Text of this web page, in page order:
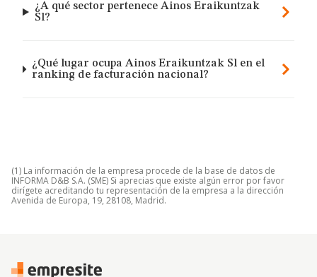
¿A qué sector pertenece Ainos Eraikuntzak
Sl?
¿Qué lugar ocupa Ainos Eraikuntzak Sl en el
ranking de facturación nacional?
(1) La información de la empresa procede de la base de datos de
INFORMA D&B S.A. (SME) Si aprecias que existe algún error por favor
dirígete acreditando tu representación de la empresa a la dirección
Avenida de Europa, 19, 28108, Madrid.